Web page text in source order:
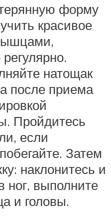
форму
красивое
натощак
после приема
Пройдитесь
если
Затем
наклонитесь и
ног, выполните
и головы.